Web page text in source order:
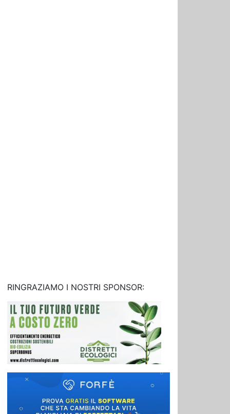
RINGRAZIAMO I NOSTRI SPONSOR: